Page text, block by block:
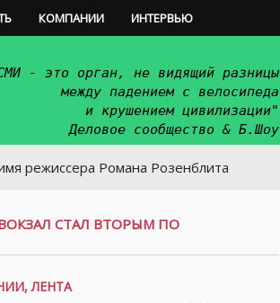
КОМПАНИИ ИНТЕРВЬЮ
- это орган, не видящий разницы
между падением с велосипеда
и крушением цивилизации"
Деловое сообщество & Б.Шоу
Романа Розенблита
СТАЛ ВТОРЫМ ПО
,ЛЕНТА